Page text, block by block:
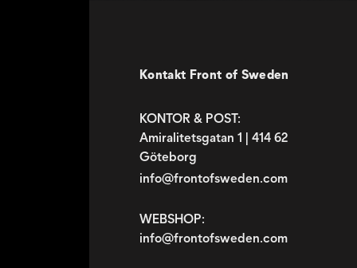
Kontakt Front of Sweden
KONTOR & POST:
Amiralitetsgatan 1 | 414 62
Göteborg
info@frontofsweden.com
WEBSHOP:
info@frontofsweden.com